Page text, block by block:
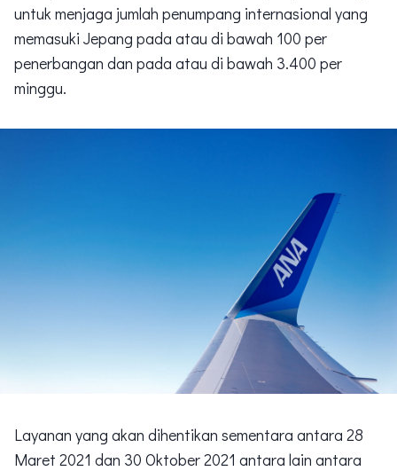
untuk menjaga jumlah penumpang internasional yang
memasuki Jepang pada atau di bawah 100 per
penerbangan dan pada atau di bawah 3.400 per
minggu.
Layanan yang akan dihentikan sementara antara 28
Maret 2021 dan 30 Oktober 2021 antara lain antara